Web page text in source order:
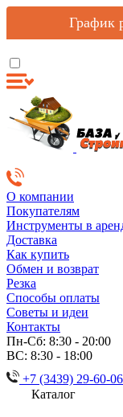
График
О компании
Покупателям
Инструменты в
Доставка
Как купить
Обмен и возврат
Резка
Способы оплаты
Советы и идеи
Контакты
Пн-Сб: 8:30 - 20:00
ВС: 8:30 - 18:00
+7 (3439) 29-60-06
Каталог